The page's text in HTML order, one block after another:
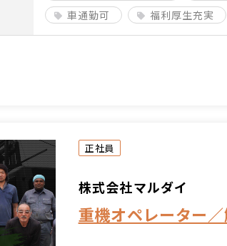
車通勤可
福利厚生充実
正社員
株式会社マルダイ
重機オペレーター